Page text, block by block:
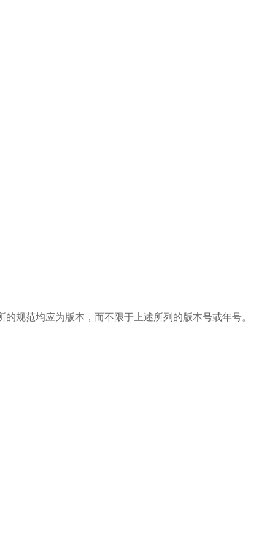
范均应为版本，而不限于上述所列的版本号或年号。